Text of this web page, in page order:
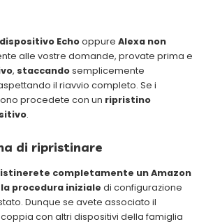
Echooppure Alexa non
alle vostre domande, provate prima e
, staccandosemplicemente
il riavvio completo. Se i
procedete con un ripristino
.
di ripristinare
completamente un Amazon
procedura iniziale di configurazione
Dunque se avete associato il
con altri dispositivi della famiglia